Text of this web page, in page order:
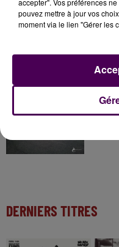
Kids !
12h00
Des
DERNIERS TITRES
pouvez mettre à jour vos
moment via le lien "Gérer les